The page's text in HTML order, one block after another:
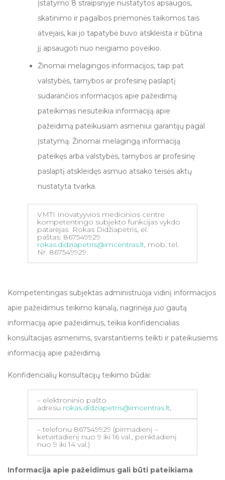
Įstatymo 8 straipsnyje nustatytos apsaugos,
skatinimo ir pagalbos priemonės taikomos tais
atvejais, kai jo tapatybė buvo atskleista ir būtina
jį apsaugoti nuo neigiamo poveikio.
Žinomai melagingos informacijos, taip pat
valstybės, tarnybos ar profesinę paslaptį
sudarančios informacijos apie pažeidimą
pateikimas nesuteikia informaciją apie
pažeidimą pateikusiam asmeniui garantijų pagal
Įstatymą. Žinomai melagingą informaciją
pateikęs arba valstybės, tarnybos ar profesinę
paslaptį atskleidęs asmuo atsako teisės aktų
nustatyta tvarka.
VMTI Inovatyyvios medicinios centre
kompetentingo subjekto funkcijas vykdo
patarėjas Rokas Didžiapetris, el.
paštas: 867549929
rokas.didziapetris@imcentras.lt, mob. tel.
Nr. 867549929.
Kompetentingas subjektas administruoja vidinį informacijos
apie pažeidimus teikimo kanalą, nagrinėja juo gautą
informaciją apie pažeidimus, teikia konfidencialias
konsultacijas asmenims, svarstantiems teikti ir pateikusiems
informaciją apie pažeidimą.
Konfidencialių konsultacijų teikimo būdai:
– elektroninio pašto
adresu rokas.didziapetris@imcentras.lt,
– telefonu 867549929 (pirmadienį –
ketvirtadienį nuo 9 iki 16 val., penktadienį
nuo 9 iki 14 val.)
Informacija apie pažeidimus gali būti pateikiama